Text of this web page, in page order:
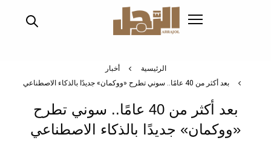
الرئيسية
أخبار
بعد أكثر من 40 عامًا.. سوني تطرح «ووكمان» جديدًا بالذكاء الاصطناعي
بعد أكثر من 40 عامًا.. سوني تطرح
«ووكمان» جديدًا بالذكاء الاصطناعي